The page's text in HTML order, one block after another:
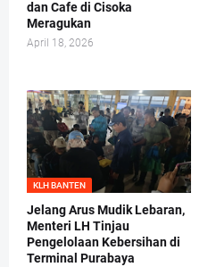
dan Cafe di Cisoka
Meragukan
April 18, 2026
KLH BANTEN
Jelang Arus Mudik Lebaran,
Menteri LH Tinjau
Pengelolaan Kebersihan di
Terminal Purabaya